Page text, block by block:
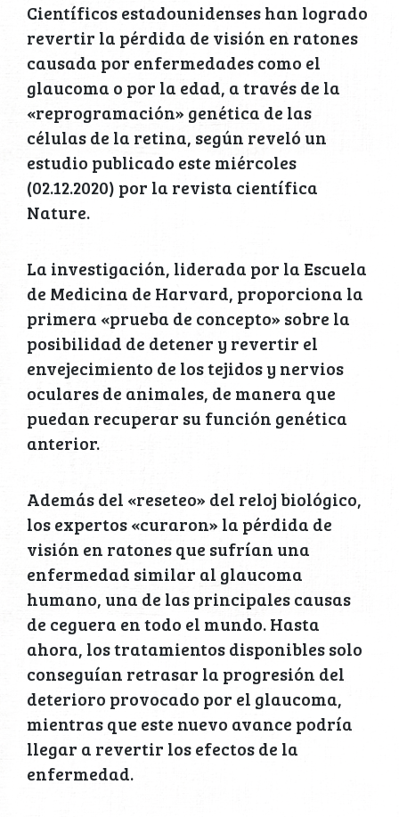
Científicos estadounidenses han logrado
revertir la pérdida de visión en ratones
causada por enfermedades como el
glaucoma o por la edad, a través de la
«reprogramación» genética de las
células de la retina, según reveló un
estudio publicado este miércoles
(02.12.2020) por la revista científica
Nature.
La investigación, liderada por la Escuela
de Medicina de Harvard, proporciona la
primera «prueba de concepto» sobre la
posibilidad de detener y revertir el
envejecimiento de los tejidos y nervios
oculares de animales, de manera que
puedan recuperar su función genética
anterior.
Además del «reseteo» del reloj biológico,
los expertos «curaron» la pérdida de
visión en ratones que sufrían una
enfermedad similar al glaucoma
humano, una de las principales causas
de ceguera en todo el mundo. Hasta
ahora, los tratamientos disponibles solo
conseguían retrasar la progresión del
deterioro provocado por el glaucoma,
mientras que este nuevo avance podría
llegar a revertir los efectos de la
enfermedad.